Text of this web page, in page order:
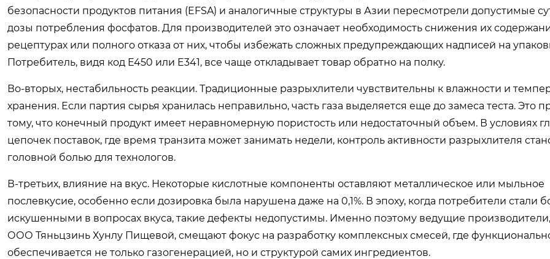
безопасности продуктов питания (EFSA) и аналогичные структуры в Азии пересмотрели допустимые
дозы потребления фосфатов. Для производителей это означает необходимость снижения их
рецептурах или полного отказа от них, чтобы избежать сложных предупреждающих надписей на
Потребитель, видя код E450 или E341, все чаще откладывает товар обратно на полку.
Во-вторых, нестабильность реакции. Традиционные разрыхлители чувствительны к влажности и
хранения. Если партия сырья хранилась неправильно, часть газа выделяется еще до замеса теста. Это
тому, что конечный продукт имеет неравномерную пористость или недостаточный объем. В условиях
цепочек поставок, где время транзита может занимать недели, контроль активности разрыхлителя
головной болью для технологов.
В-третьих, влияние на вкус. Некоторые кислотные компоненты оставляют металлическое или мыльное
послевкусие, особенно если дозировка была нарушена даже на 0,1%. В эпоху, когда потребители стали
искушенными в вопросах вкуса, такие дефекты недопустимы. Именно поэтому ведущие производители,
ООО Тяньцзинь Хунлу Пищевой, смещают фокус на разработку комплексных смесей, где
обеспечивается не только газогенерацией, но и структурой самих ингредиентов.